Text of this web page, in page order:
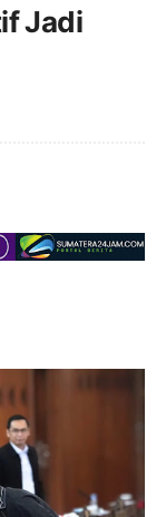
Jadi